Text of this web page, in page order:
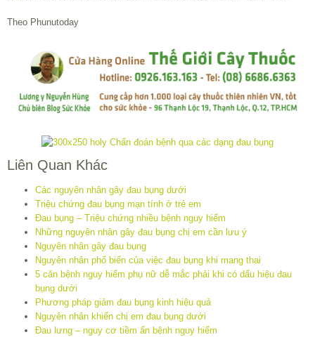
Theo Phunutoday
Liên Quan Khác
Các nguyên nhân gây đau bụng dưới
Triệu chứng đau bụng mạn tính ở trẻ em
Đau bụng – Triệu chứng nhiều bệnh nguy hiểm
Những nguyên nhân gây đau bụng chị em cần lưu ý
Nguyên nhân gây đau bụng
Nguyên nhân phổ biến của việc đau bụng khi mang thai
5 căn bệnh nguy hiểm phụ nữ dễ mắc phải khi có dấu hiệu đau
bụng dưới
Phương pháp giảm đau bụng kinh hiệu quả
Nguyên nhân khiến chị em đau bụng dưới
Đau lưng – nguy cơ tiềm ẩn bệnh nguy hiểm